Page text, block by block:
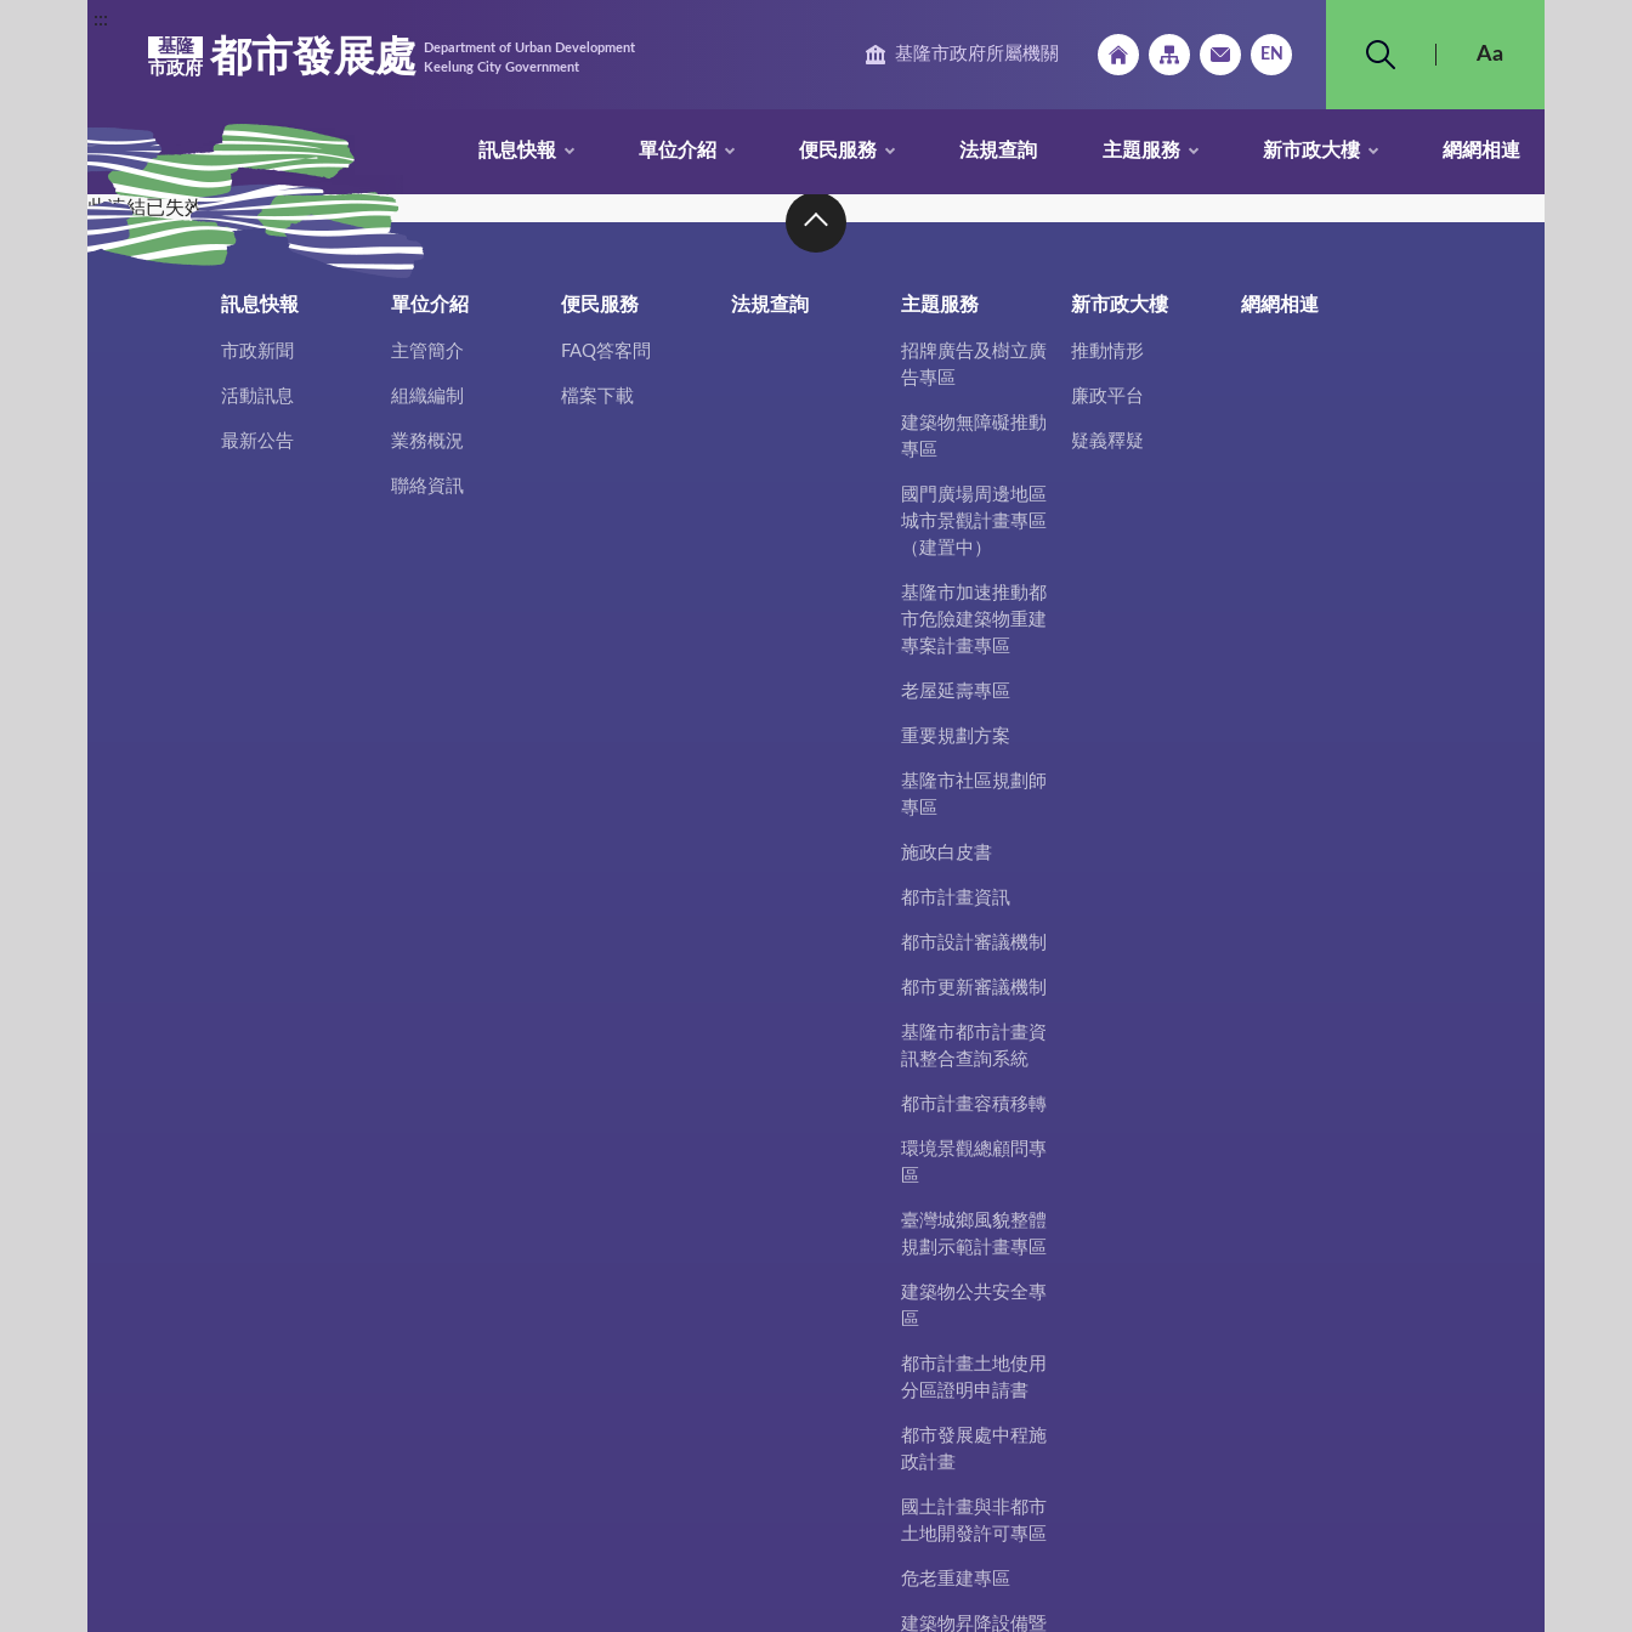
:::
基隆
市政府 都市發展處
Department of Urban Development
Keelung City Government
基隆市政府所屬機關
訊息快報 單位介紹 便民服務 法規查詢 主題服務 新市政大樓 網網相連
此連結已失效
訊息快報
市政新聞
活動訊息
最新公告
單位介紹
主管簡介
組織編制
業務概況
聯絡資訊
便民服務
FAQ答客問
檔案下載
法規查詢 主題服務
招牌廣告及樹立廣
告專區
建築物無障礙推動
專區
國門廣場周邊地區
城市景觀計畫專區
（建置中）
基隆市加速推動都
市危險建築物重建
專案計畫專區
老屋延壽專區
重要規劃方案
基隆市社區規劃師
專區
施政白皮書
都市計畫資訊
都市設計審議機制
都市更新審議機制
基隆市都市計畫資
訊整合查詢系統
都市計畫容積移轉
環境景觀總顧問專
區
臺灣城鄉風貌整體
規劃示範計畫專區
建築物公共安全專
區
都市計畫土地使用
分區證明申請書
都市發展處中程施
政計畫
國土計畫與非都市
土地開發許可專區
危老重建專區
建築物昇降設備暨
新市政大樓
推動情形
廉政平台
疑義釋疑
網網相連